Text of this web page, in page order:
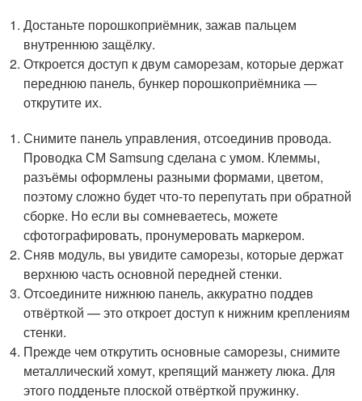
Достаньте порошкоприёмник, зажав пальцем
внутреннюю защёлку.
Откроется доступ к двум саморезам, которые держат
переднюю панель, бункер порошкоприёмника —
открутите их.
Снимите панель управления, отсоединив провода.
Проводка СМ Samsung сделана с умом. Клеммы,
разъёмы оформлены разными формами, цветом,
поэтому сложно будет что-то перепутать при обратной
сборке. Но если вы сомневаетесь, можете
сфотографировать, пронумеровать маркером.
Сняв модуль, вы увидите саморезы, которые держат
верхнюю часть основной передней стенки.
Отсоедините нижнюю панель, аккуратно поддев
отвёрткой — это откроет доступ к нижним креплениям
стенки.
Прежде чем открутить основные саморезы, снимите
металлический хомут, крепящий манжету люка. Для
этого подденьте плоской отвёрткой пружинку.